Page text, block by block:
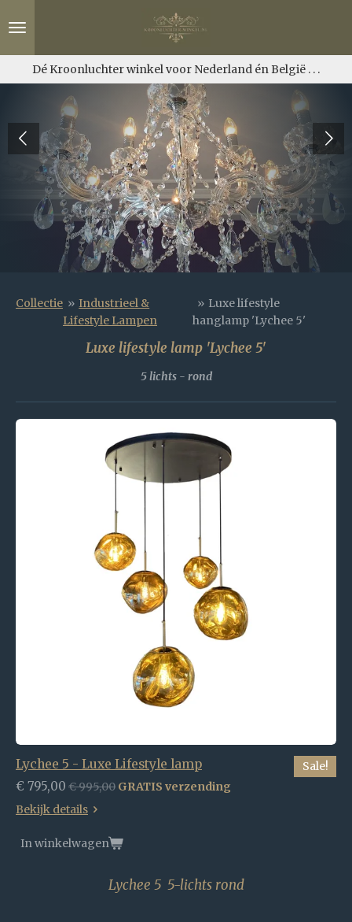
direct
hoofdinhoud
Dé Kroonluchter winkel voor Nederland én België . . .
Collectie » Industrieel &
Lifestyle Lampen
» Luxe lifestyle
hanglamp 'Lychee 5'
Luxe lifestyle lamp 'Lychee 5'
5 lichts - rond
Sale!
Lychee 5 - Luxe Lifestyle lamp
€ 795,00 € 995,00 GRATIS verzending
Bekijk details
In winkelwagen
Lychee 5 5-lichts rond